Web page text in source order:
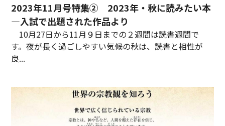
2023年11月号特集② 2023年・秋に読みたい本
―入試で出題された作品より
10月27日から11月９日までの２週間は読書週間で
す。夜が長く過ごしやすい気候の秋は、読書と相性が
良...